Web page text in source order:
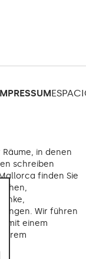
in denen
schreiben
finden Sie
Wir führen
mit einem